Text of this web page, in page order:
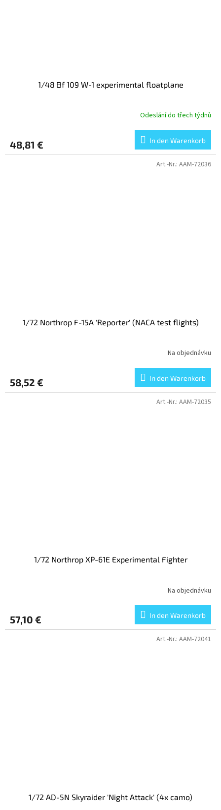
1/48 Bf 109 W-1 experimental floatplane
Odeslání do třech týdnů
48,81 € In den Warenkorb
1/72 Northrop F-15A 'Reporter' (NACA test flights)
Na objednávku
58,52 € In den Warenkorb
Art.-Nr.: AAM-72036
1/72 Northrop XP-61E Experimental Fighter
Na objednávku
57,10 € In den Warenkorb
Art.-Nr.: AAM-72035
1/72 AD-5N Skyraider 'Night Attack' (4x camo)
Art.-Nr.: AAM-72041